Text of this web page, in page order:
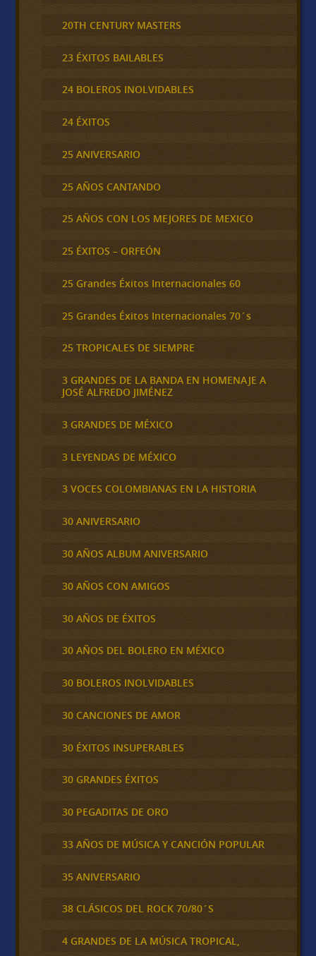
20TH CENTURY MASTERS
23 ÉXITOS BAILABLES
24 BOLEROS INOLVIDABLES
24 ÉXITOS
25 ANIVERSARIO
25 AÑOS CANTANDO
25 AÑOS CON LOS MEJORES DE MEXICO
25 ÉXITOS – ORFEÓN
25 Grandes Éxitos Internacionales 60
25 Grandes Éxitos Internacionales 70´s
25 TROPICALES DE SIEMPRE
3 GRANDES DE LA BANDA EN HOMENAJE A
JOSÉ ALFREDO JIMÉNEZ
3 GRANDES DE MÉXICO
3 LEYENDAS DE MÉXICO
3 VOCES COLOMBIANAS EN LA HISTORIA
30 ANIVERSARIO
30 AÑOS ALBUM ANIVERSARIO
30 AÑOS CON AMIGOS
30 AÑOS DE ÉXITOS
30 AÑOS DEL BOLERO EN MÉXICO
30 BOLEROS INOLVIDABLES
30 CANCIONES DE AMOR
30 ÉXITOS INSUPERABLES
30 GRANDES ÉXITOS
30 PEGADITAS DE ORO
33 AÑOS DE MÚSICA Y CANCIÓN POPULAR
35 ANIVERSARIO
38 CLÁSICOS DEL ROCK 70/80´S
4 GRANDES DE LA MÚSICA TROPICAL,